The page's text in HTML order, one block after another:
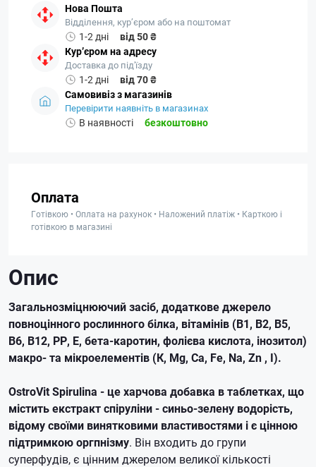
Нова Пошта
Відділення, кур’єром або на поштомат
1-2 дні
від 50 ₴
Кур’єром на адресу
Доставка до під'їзду
1-2 дні
від 70 ₴
Самовивіз з магазинів
Перевірити наявніть в магазинах
В наявності безкоштовно
Оплата
Готівкою • Оплата на рахунок • Наложений платіж • Карткою і
готівкою в магазині
Опис
Загальнозміцнюючий засіб, додаткове джерело
повноцінного рослинного білка, вітамінів (В1, В2, В5,
В6, В12, РР, Е, бета-каротин, фолієва кислота, інозитол)
макро- та мікроелементів (К, Mg, Ca, Fe, Na, Zn , I).
OstroVit Spirulina - це харчова добавка в таблетках, що
містить екстракт спіруліни - синьо-зелену водорість,
відому своїми винятковими властивостями і є цінною
підтримкою оргпнізму. Він входить до групи
суперфудів, є цінним джерелом великої кількості